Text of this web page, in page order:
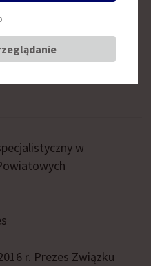
w
r. Prezes Związku